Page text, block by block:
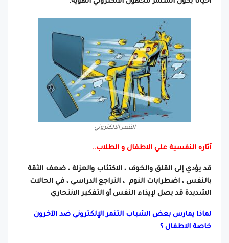
التنمر الالكتروني
آثاره النفسية علي الاطفال و الطلاب..
قد يؤدي إلى القلق والخوف ، الاكتئاب والعزلة ، ضعف الثقة
بالنفس ، اضطرابات النوم ، التراجع الدراسي ، في الحالات
الشديدة قد يصل لإيذاء النفس أو التفكير الانتحاري
لماذا يمارس بعض الشباب التنمر الإلكتروني ضد الآخرون
خاصة الاطفال ؟